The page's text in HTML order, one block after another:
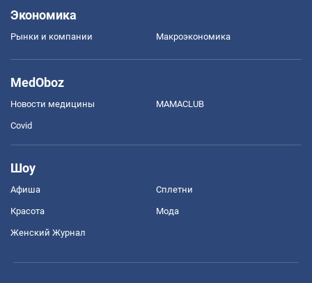
Экономика
Рынки и компании Mакроэкономика
MedOboz
Новости медицины MAMACLUB
Covid
Шоу
Афиша Сплетни
Красота Мода
Женский Журнал